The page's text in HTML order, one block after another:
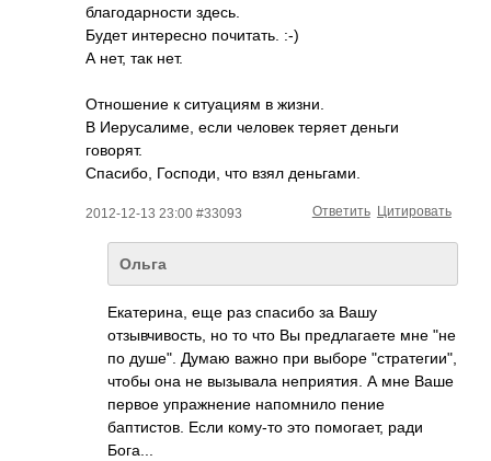
благодарности здесь.
Будет интересно почитать. :-)
А нет, так нет.
Отношение к ситуациям в жизни.
В Иерусалиме, если человек теряет деньги
говорят.
Спасибо, Господи, что взял деньгами.
2012-12-13 23:00 #33093 Цитировать
Ответить
Ольга
Екатерина, еще раз спасибо за Вашу
отзывчивость, но то что Вы предлагаете мне "не
по душе". Думаю важно при выборе "стратегии",
чтобы она не вызывала неприятия. А мне Ваше
первое упражнение напомнило пение
баптистов. Если кому-то это помогает, ради
Бога...